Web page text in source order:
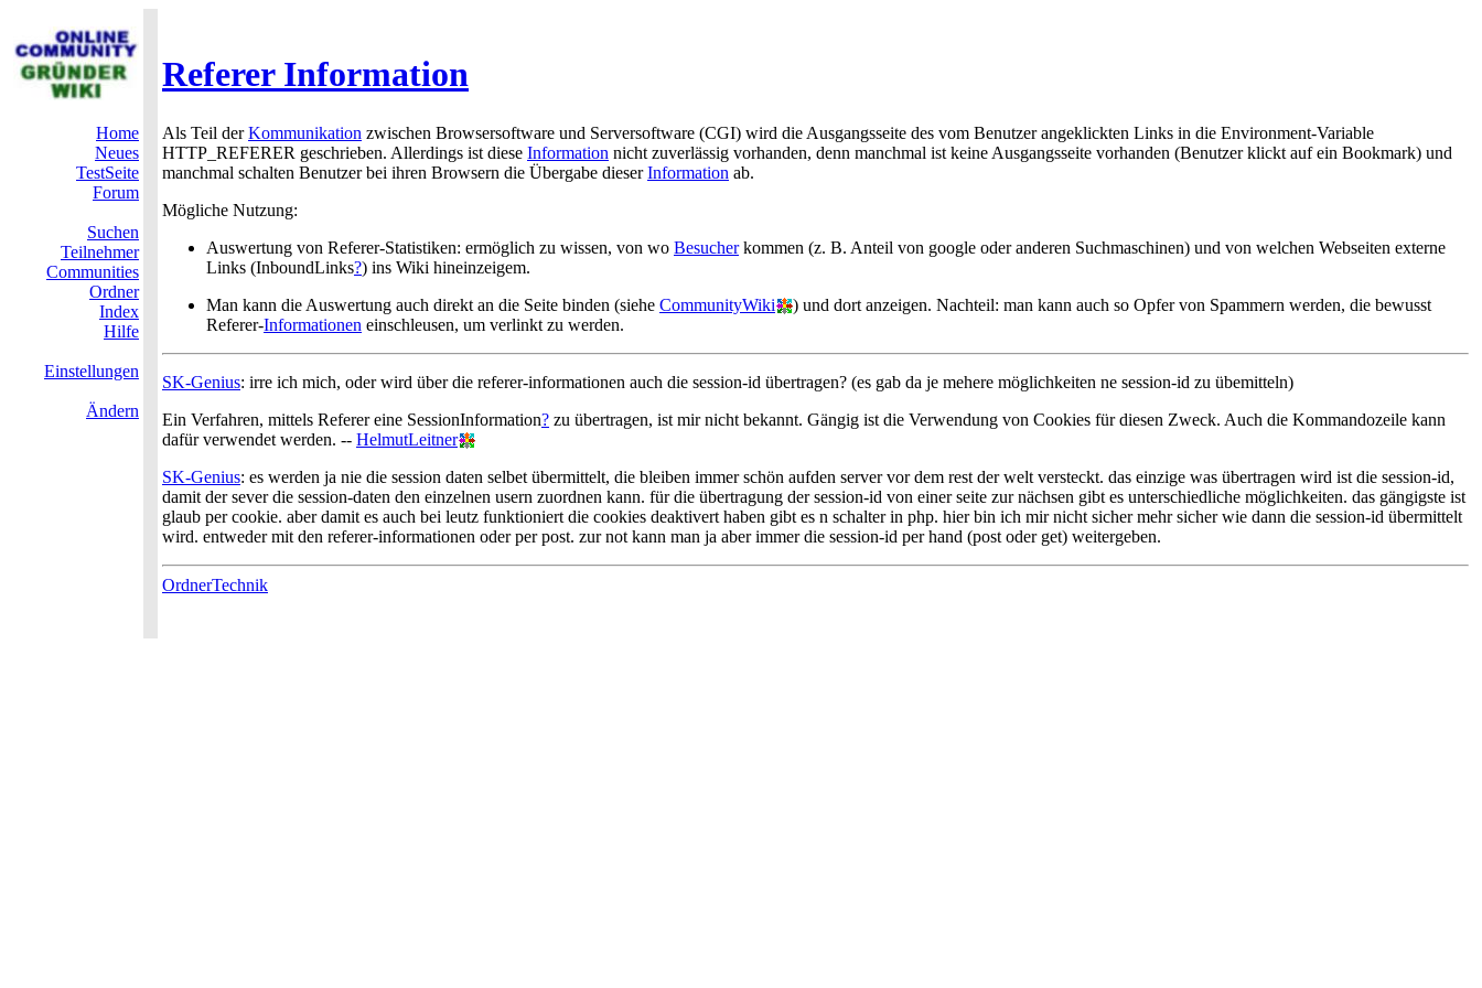
Referer Information
Home
Neues
TestSeite
Forum
Suchen
Teilnehmer
Communities
Ordner
Index
Hilfe
Einstellungen
Ändern
Als Teil derKommunikation zwischen Browsersoftware und Serversoftware (CGI) wird die Ausgangsseite des vom Benutzer angeklickten Links in die Environment-Variable
HTTP_REFERER geschrieben. Allerdings ist diese Information nicht zuverlässig vorhanden, denn manchmal ist keine Ausgangsseite vorhanden (Benutzer klickt auf ein Bookmark) und
manchmal schalten Benutzer bei ihren Browsern die Übergabe dieserInformation ab.
Mögliche Nutzung:
Auswertung von Referer-Statistiken: ermöglich zu wissen, von wo Besucherkommen (z. B. Anteil von google oder anderen Suchmaschinen) und von welchen Webseiten externe
Links (InboundLinks?) ins Wiki hineinzeigem.
Man kann die Auswertung auch direkt an die Seite binden (siehe CommunityWiki
) und dort anzeigen. Nachteil: man kann auch so Opfer von Spammern werden, die bewusst
Referer-Informationen einschleusen, um verlinkt zu werden.
SK-Genius: irre ich mich, oder wird über die referer-informationen auch die session-id übertragen? (es gab da je mehere möglichkeiten ne session-id zu übemitteln)
Ein Verfahren, mittels Referer eine SessionInformation? zu übertragen, ist mir nicht bekannt. Gängig ist die Verwendung von Cookies für diesen Zweck. Auch die Kommandozeile kann
dafür verwendet werden. -- HelmutLeitner
SK-Genius: es werden ja nie die session daten selbet übermittelt, die bleiben immer schön aufden server vor dem rest der welt versteckt. das einzige was übertragen wird ist die session-id,
damit der sever die session-daten den einzelnen usern zuordnen kann. für die übertragung der session-id von einer seite zur nächsen gibt es unterschiedliche möglichkeiten. das gängigste ist
glaub per cookie. aber damit es auch bei leutz funktioniert die cookies deaktivert haben gibt es n schalter in php. hier bin ich mir nicht sicher mehr sicher wie dann die session-id übermittelt
wird. entweder mit den referer-informationen oder per post. zur not kann man ja aber immer die session-id per hand (post oder get) weitergeben.
OrdnerTechnik